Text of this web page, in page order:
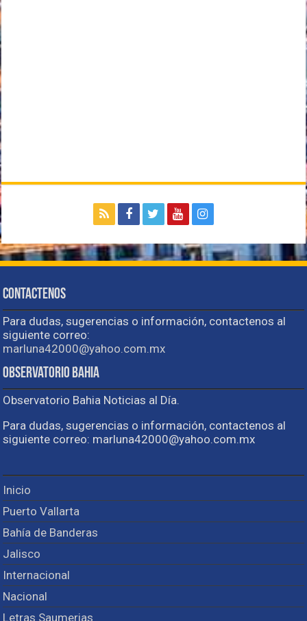
Contactenos
Para dudas, sugerencias o información, contactenos al
siguiente correo:
marluna42000@yahoo.com.mx
Observatorio Bahia
Observatorio Bahia Noticias al Día.
Para dudas, sugerencias o información, contactenos al
siguiente correo: marluna42000@yahoo.com.mx
Inicio
Puerto Vallarta
Bahía de Banderas
Jalisco
Internacional
Nacional
Letras Saumerias